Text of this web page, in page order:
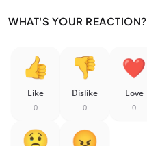
WHAT'S YOUR REACTION?
Like
0
Dislike
0
Love
0